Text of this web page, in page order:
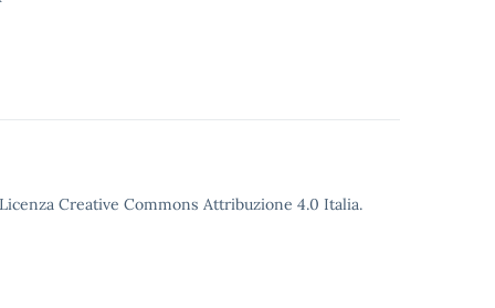
Creative Commons Attribuzione 4.0 Italia.